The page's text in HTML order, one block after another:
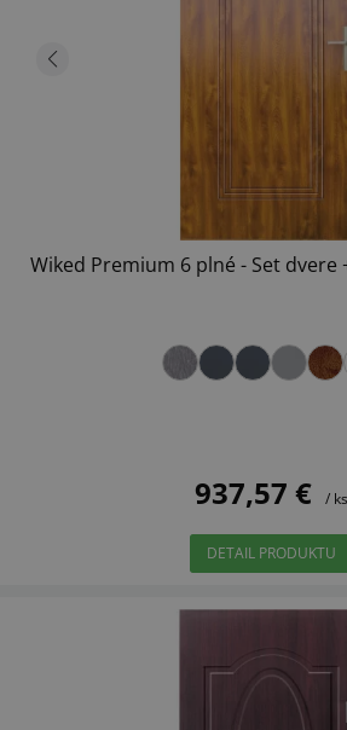
Wiked Premium 6 plné - Set dvere
937,57 € / ks
DETAIL PRODUKTU